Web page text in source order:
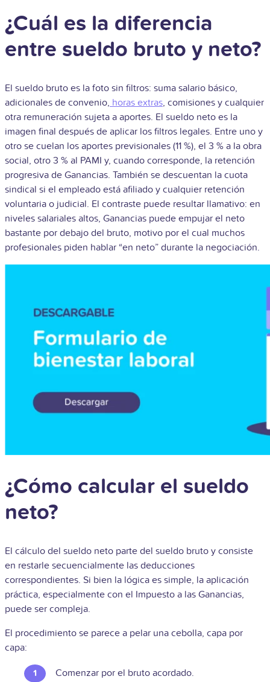
¿Cuál es la diferencia
entre sueldo bruto y neto?
El sueldo bruto es la foto sin filtros: suma salario básico,
adicionales de convenio, horas extras, comisiones y cualquier
otra remuneración sujeta a aportes. El sueldo neto es la
imagen final después de aplicar los filtros legales. Entre uno y
otro se cuelan los aportes previsionales (11 %), el 3 % a la obra
social, otro 3 % al PAMI y, cuando corresponde, la retención
progresiva de Ganancias. También se descuentan la cuota
sindical si el empleado está afiliado y cualquier retención
voluntaria o judicial. El contraste puede resultar llamativo: en
niveles salariales altos, Ganancias puede empujar el neto
bastante por debajo del bruto, motivo por el cual muchos
profesionales piden hablar “en neto” durante la negociación.
¿Cómo calcular el sueldo
neto?
El cálculo del sueldo neto parte del sueldo bruto y consiste
en restarle secuencialmente las deducciones
correspondientes. Si bien la lógica es simple, la aplicación
práctica, especialmente con el Impuesto a las Ganancias,
puede ser compleja.
El procedimiento se parece a pelar una cebolla, capa por
capa:
Comenzar por el bruto acordado.